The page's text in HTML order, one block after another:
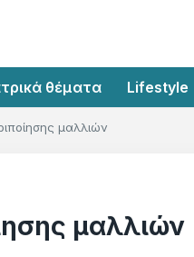
θέματα Lifestyle
μαλλιών
μαλλιών